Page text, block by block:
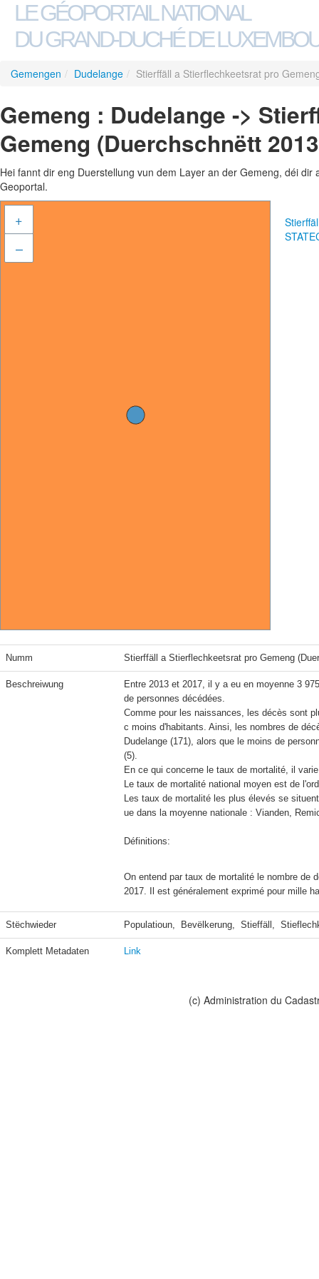
LE GÉOPORTAIL NATIONAL
DU GRAND-DUCHÉ DE
Gemengen / Dudelange / Stierffäll a Stierflechkeetsrat pro
Gemeng : Dudelange ->
Gemeng (Duerchschnëtt
Hei fannt dir eng Duerstellung vun dem Layer an der Gemeng, déi
Geoportal.
+
–
Numm Stierffäll a Stierflechkeetsrat pro Gemeng
Beschreiwung
Entre 2013 et 2017, il y a eu en moyenne 3
de personnes décédées.
Comme pour les naissances, les décès sont
c moins d'habitants. Ainsi, les nombres de
Dudelange (171), alors que le moins de
(5).
En ce qui concerne le taux de mortalité, il
Le taux de mortalité national moyen est de
Les taux de mortalité les plus élevés se
ue dans la moyenne nationale : Vianden,
Définitions:
On entend par taux de mortalité le nombre de
2017. Il est généralement exprimé pour mille
Stëchwieder Populatioun,  Bevëlkerung,  Stieffäll,
Komplett Metadaten Link
(c) Administration du